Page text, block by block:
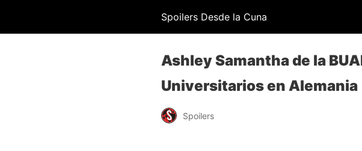
Spoilers Desde la Cuna
Ashley Samantha de la
Universitarios en Alemania
Spoilers